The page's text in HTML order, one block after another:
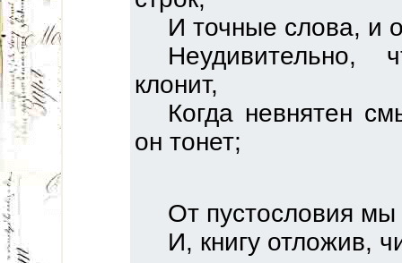
И точные слова, и
Неудивительно,
клонит,
Когда невнятен
он тонет;
От пустословия
И, книгу отложив,